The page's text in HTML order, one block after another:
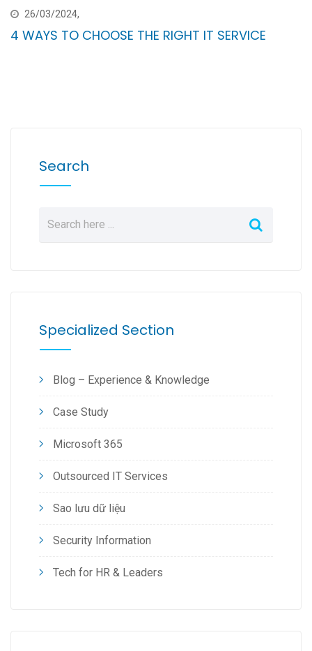
26/03/2024,
4 WAYS TO CHOOSE THE RIGHT IT SERVICE
Search
Specialized Section
Blog – Experience & Knowledge
Case Study
Microsoft 365
Outsourced IT Services
Sao lưu dữ liệu
Security Information
Tech for HR & Leaders